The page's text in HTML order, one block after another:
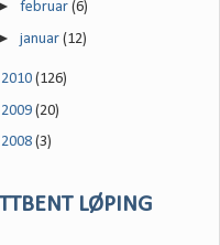
februar(6)
januar(12)
2010 (126)
2009 (20)
2008 (3)
LØPING